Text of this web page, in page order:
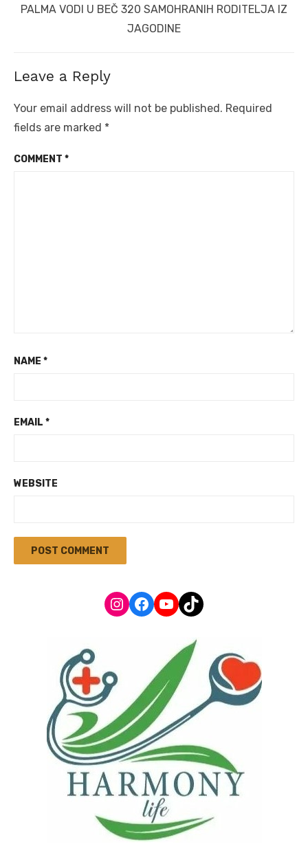
Next
PALMA VODI U BEČ 320 SAMOHRANIH RODITELJA IZ
JAGODINE
Leave a Reply
Your email address will not be published. Required
fields are marked *
COMMENT *
NAME *
EMAIL *
WEBSITE
Instagram
Facebook
YouTube
TikTok